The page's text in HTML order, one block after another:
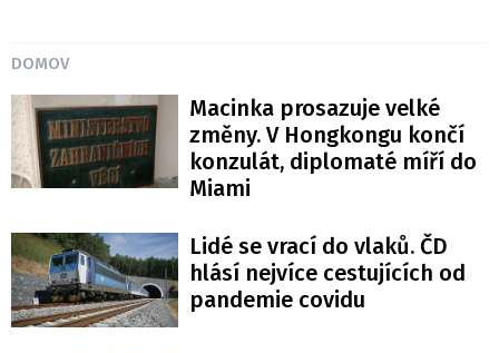
DOMOV
Macinka prosazuje velké
změny. V Hongkongu končí
konzulát, diplomaté míří do
Miami
Lidé se vrací do vlaků. ČD
hlásí nejvíce cestujících od
pandemie covidu